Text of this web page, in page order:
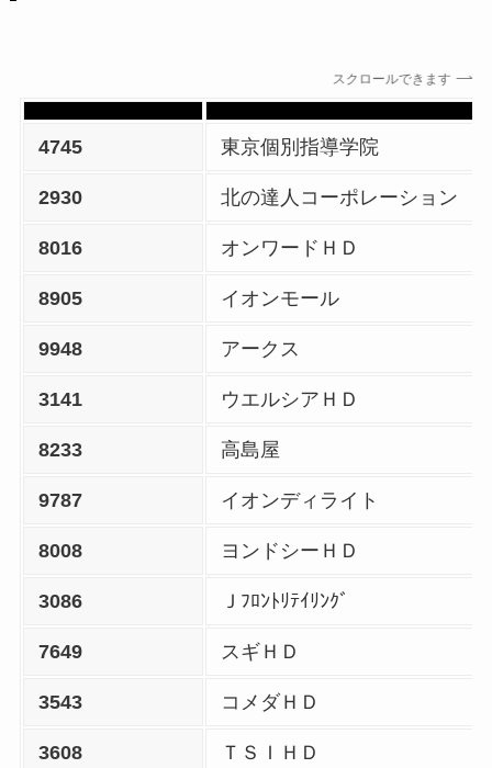
スクロールできます
4745 東京個別指導学院
2930 北の達人コーポレーション
8016 オンワードＨＤ
8905 イオンモール
9948 アークス
3141 ウエルシアＨＤ
8233 高島屋
9787 イオンディライト
8008 ヨンドシーＨＤ
3086 Ｊﾌﾛﾝﾄﾘﾃｲﾘﾝｸﾞ
7649 スギＨＤ
3543 コメダＨＤ
3608 ＴＳＩＨＤ